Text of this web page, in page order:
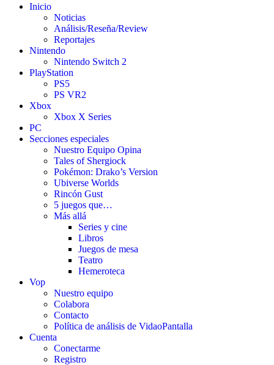
Inicio
Noticias
Análisis/Reseña/Review
Reportajes
Nintendo
Nintendo Switch 2
PlayStation
PS5
PS VR2
Xbox
Xbox X Series
PC
Secciones especiales
Nuestro Equipo Opina
Tales of Shergiock
Pokémon: Drako’s Version
Ubiverse Worlds
Rincón Gust
5 juegos que…
Más allá
Series y cine
Libros
Juegos de mesa
Teatro
Hemeroteca
Vop
Nuestro equipo
Colabora
Contacto
Política de análisis de VidaoPantalla
Cuenta
Conectarme
Registro